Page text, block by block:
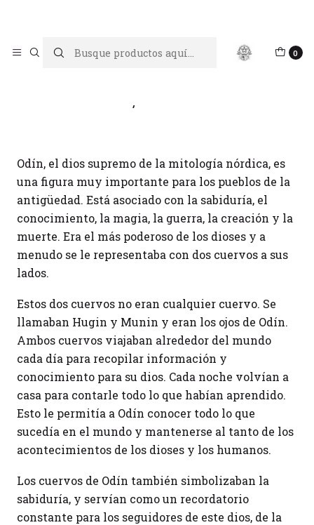
0
Inicio Blog Odín y los cuervos
Odín, el dios supremo de la mitología nórdica, es
una figura muy importante para los pueblos de la
antigüedad. Está asociado con la sabiduría, el
conocimiento, la magia, la guerra, la creación y la
muerte. Era el más poderoso de los dioses y a
menudo se le representaba con dos cuervos a sus
lados.
Estos dos cuervos no eran cualquier cuervo. Se
llamaban Hugin y Munin y eran los ojos de Odín.
Ambos cuervos viajaban alrededor del mundo
cada día para recopilar información y
conocimiento para su dios. Cada noche volvían a
casa para contarle todo lo que habían aprendido.
Esto le permitía a Odín conocer todo lo que
sucedía en el mundo y mantenerse al tanto de los
acontecimientos de los dioses y los humanos.
Los cuervos de Odín también simbolizaban la
sabiduría, y servían como un recordatorio
constante para los seguidores de este dios, de la